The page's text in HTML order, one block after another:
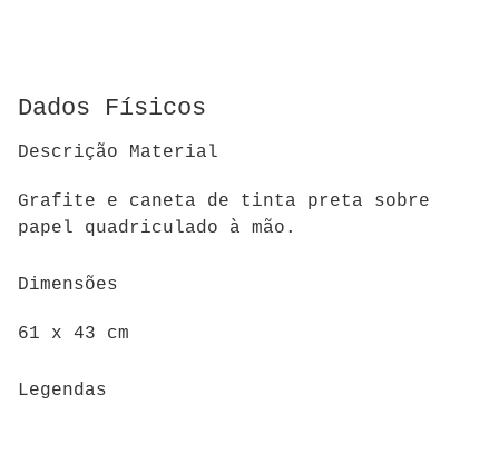
Dados Físicos
Descrição Material
Grafite e caneta de tinta preta sobre
papel quadriculado à mão.
Dimensões
61 x 43 cm
Legendas